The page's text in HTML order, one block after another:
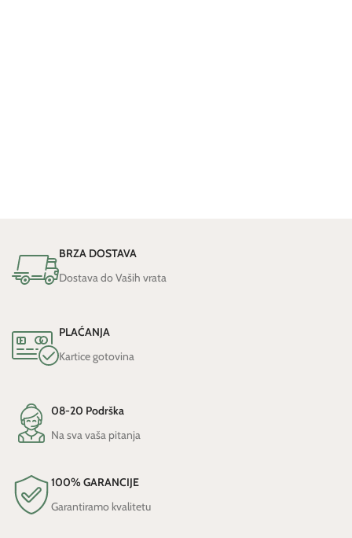
BRZA DOSTAVA
Dostava do Vaših vrata
PLAĆANJA
Kartice gotovina
08-20 Podrška
Na sva vaša pitanja
100% GARANCIJE
Garantiramo kvalitetu